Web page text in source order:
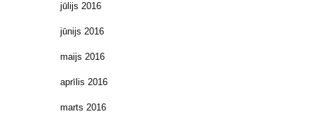
jūlijs 2016
jūnijs 2016
maijs 2016
aprīlis 2016
marts 2016